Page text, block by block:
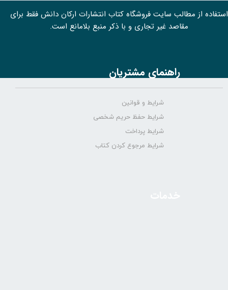
استفاده از مطالب سايت فروشگاه کتاب انتشارات ارکان دانش فقط برای
مقاصد غیر تجاری و با ذکر منبع بلامانع است.
راهنمای مشتریان
شرایط و قوانین
شرایط حفظ حریم شخصی
شرایط پرداخت
شرایط مرجوع کردن کتاب